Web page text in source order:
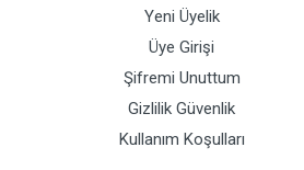
Yeni Üyelik
Üye Girişi
Şifremi Unuttum
Gizlilik Güvenlik
Kullanım Koşulları